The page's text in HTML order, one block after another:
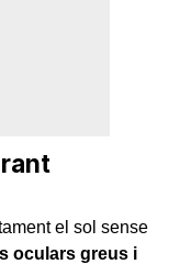
el sol sense
oculars greus i